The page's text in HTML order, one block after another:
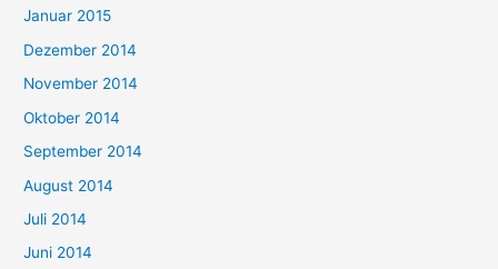
Januar 2015
Dezember 2014
November 2014
Oktober 2014
September 2014
August 2014
Juli 2014
Juni 2014